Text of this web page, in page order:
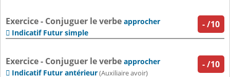
-/10
Exercice - Conjuguer le verbe approcher
 Indicatif Futur simple
-/10
Exercice - Conjuguer le verbe approcher
 Indicatif Futur antérieur(Auxiliaire avoir)